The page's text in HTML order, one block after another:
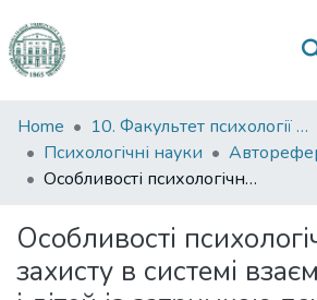
Communities
&
Collections
Statistics
Home
10. Факультет психології та соціальної роботи
Психологічні науки
Особливості психологічного захисту в системі взаємодії батьків і дітей із затримкою психічного розвитку.
Особливості
захисту в системі